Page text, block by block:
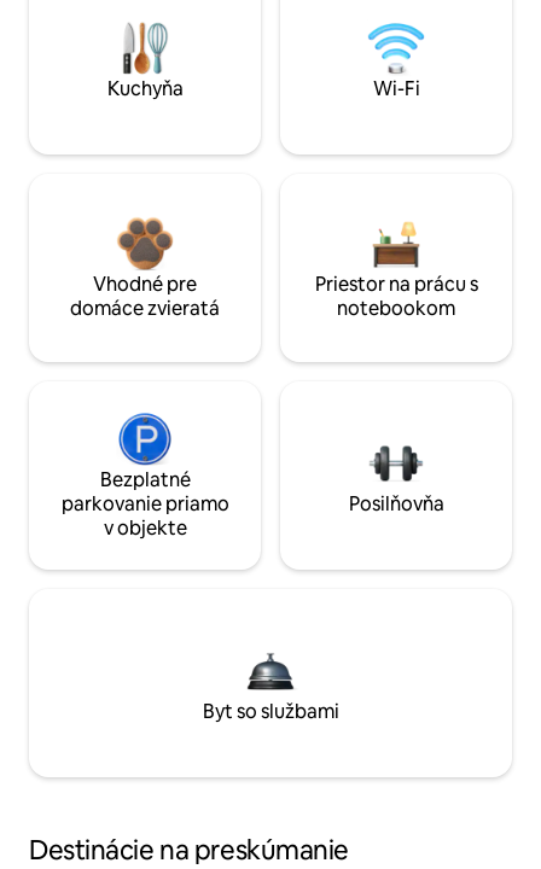
Kuchyňa Wi-Fi
Vhodné pre
domáce zvieratá
Priestor na prácu s
notebookom
Bezplatné
parkovanie priamo
v objekte
Posilňovňa
Byt so službami
Destinácie na preskúmanie